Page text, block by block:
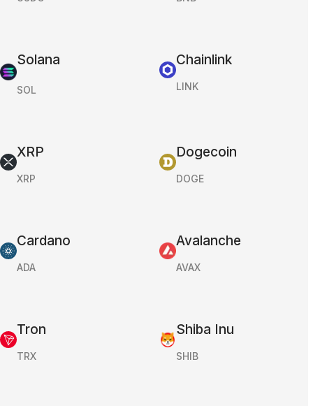
Solana
SOL
Chainlink
LINK
XRP
XRP
Dogecoin
DOGE
Cardano
ADA
Avalanche
AVAX
Tron
TRX
Shiba Inu
SHIB